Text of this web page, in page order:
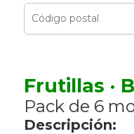
Frutillas ·
Pack de 6
Descripción: